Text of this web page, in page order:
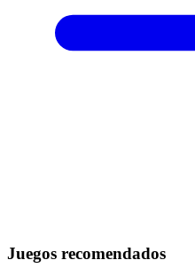
Juegos recomendados